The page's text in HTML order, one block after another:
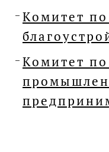
Комитет
Комитет